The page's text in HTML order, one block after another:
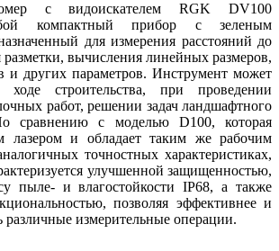
с видоискателем RGK DV100
компактный прибор с зеленым
для измерения расстояний до
вычисления линейных размеров,
и других параметров. Инструмент может
ходе строительства, при проведении
работ, решении задач ландшафтного
сравнению с моделью D100, которая
лазером и обладает таким же рабочим
точностных характеристиках,
улучшенной защищенностью,
пыле- и влагостойкости IP68, а также
позволяя эффективнее и
различные измерительные операции.